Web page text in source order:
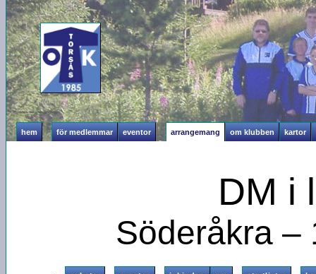
hem för medlemmar eventor arrangemang om klubben kartor
DM i
Söderåkra –